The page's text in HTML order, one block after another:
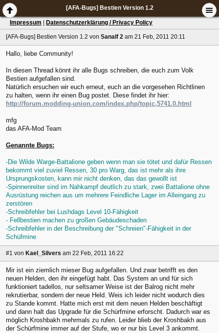
[AFA-Bugs] Bestien Version 1.2
Impressum Datenschutzerklärung / Privacy Policy
[AFA-Bugs] Bestien Version 1.2 von Sanalf 2 am 21 Feb, 2011 20:11
Hallo, liebe Community!
In diesen Thread könnt ihr alle Bugs schreiben, die euch zum Volk
Bestien aufgefallen sind.
Natürlich ersuchen wir euch erneut, euch an die vorgesehen Richtlinen
zu halten, wenn ihr einen Bug postet. Diese findet ihr hier:
http://forum.modding-union.com/index.php/topic,5741.0.html
mfg
das AFA-Mod Team
Genannte Bugs:
-Die Wilde Warge-Battalione geben wenn man sie tötet und dafür Ressen
bekommt viel zuviel Ressen, 30 pro Warg, das ist mehr als ihre
Ursprungskosten, kann mir nicht denken, das das gewollt ist
-Spinnenreiter sind im Nahkampf deutlich zu stark, zwei Battalione ohne
Ausrüstung reichen aus um mehrere Feindliche Lager im Alleingang zu
zerstören
-Schreibfehler bei Lushdags Level 10-Fähigkeit
- Fellbestien machen zu großen Gebäudeschaden
-Schreibfehler in der Beschreibung der "Schreien"-Fähigkeit in der
Schüfmine
#1 von Kael_Silvers am 22 Feb, 2011 16:22
Mir ist ein ziemlich mieser Bug aufgefallen. Und zwar betrifft es den
neuen Helden, den ihr eingefügt habt. Das System an und für sich
funktioniert tadellos, nur seltsamer Weise ist der Balrog nicht mehr
rekrutierbar, sondern der neue Held. Weis ich leider nicht wodurch dies
zu Stande kommt. Hatte mich erst mit dem neuen Helden beschäftigt
und dann halt das Upgrade für die Schürfmine erforscht. Dadurch war es
möglich Kroshbakh mehrmals zu rufen. Leider blieb der Kroshbakh aus
der Schürfmine immer auf der Stufe, wo er nur bis Level 3 ankommt.